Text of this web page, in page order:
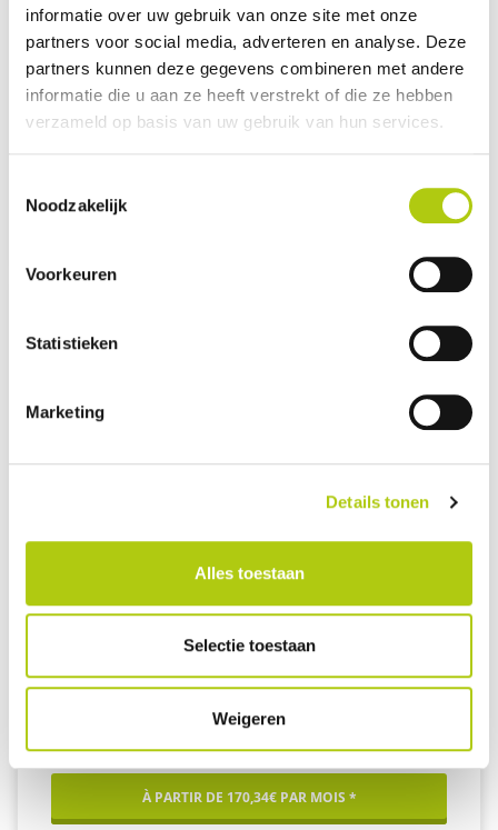
informatie over uw gebruik van onze site met onze
partners voor social media, adverteren en analyse. Deze
partners kunnen deze gegevens combineren met andere
informatie die u aan ze heeft verstrekt of die ze hebben
verzameld op basis van uw gebruik van hun services.
Noodzakelijk
Voorkeuren
Statistieken
Marketing
Details tonen
Alles toestaan
Selectie toestaan
Weigeren
Cargobike Classic Box
À PARTIR DE 170,34€ PAR MOIS *